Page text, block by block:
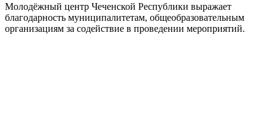
Молодёжный центр Чеченской Республики выражает
благодарность муниципалитетам, общеобразовательным
организациям за содействие в проведении мероприятий.